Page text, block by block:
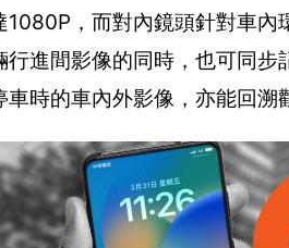
，而對內鏡頭針對車
行進間影像的同時，也可同
時的車內外影像，亦能回溯